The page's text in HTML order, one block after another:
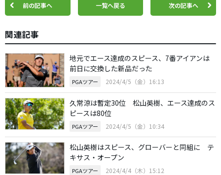
前の記事へ 一覧へ戻る 次の記事へ
関連記事
地元でエース達成のスピース、7番アイアンは
前日に交換した新品だった
PGAツアー 2024/4/5（金）16:13
久常涼は暫定30位 松山英樹、エース達成のス
ピースは80位
PGAツアー 2024/4/5（金）10:34
松山英樹はスピース、グローバーと同組に テ
キサス・オープン
PGAツアー 2024/4/4（木）15:12